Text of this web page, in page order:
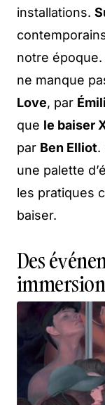
installations.
notre
ne manque
Love, par
que le baiser
par Ben Elliot.
une palette
les pratiques
baiser.
Des